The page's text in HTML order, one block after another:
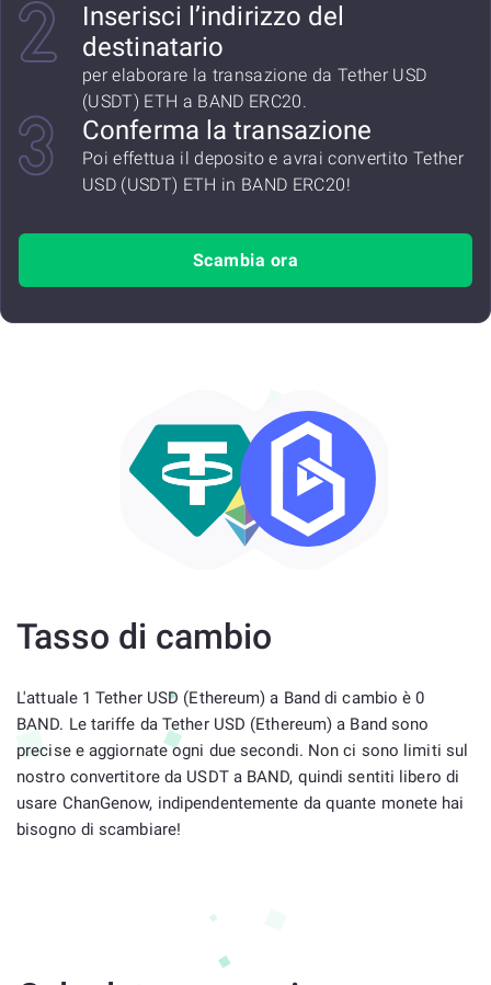
Inserisci l’indirizzo del
destinatario
per elaborare la transazione da Tether USD
(USDT) ETH a BAND ERC20.
Conferma la transazione
Poi effettua il deposito e avrai convertito Tether
USD (USDT) ETH in BAND ERC20!
Scambia ora
Tasso di cambio
L'attuale 1 Tether USD (Ethereum) a Band di cambio è 0
BAND. Le tariffe da Tether USD (Ethereum) a Band sono
precise e aggiornate ogni due secondi. Non ci sono limiti sul
nostro convertitore da USDT a BAND, quindi sentiti libero di
usare ChanGenow, indipendentemente da quante monete hai
bisogno di scambiare!